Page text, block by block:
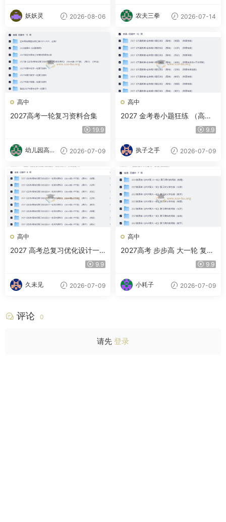
妖妖灵 2026-08-06 农夫三拳 2026-07-14
高中
2027高考一轮复习资料合集
19.9
幼儿园高材
2026-07-09
高中
2027 金考卷小题狂练 （高
考）（9科全）（新高考版）9.9
执子之手 2026-07-09
高中
2027 高考总复习优化设计一
轮用书课件 （Word版+PPT9.9
久未见 2026-07-09
高中
2027高考 步步高 大一轮 复习
9.9
小耗子 2026-07-09
评论 0
请先 登录